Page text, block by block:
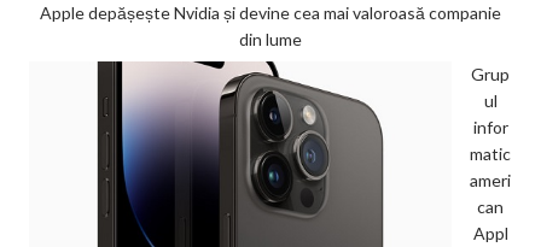
Apple depășește Nvidia și devine cea mai valoroasă companie
din lume
Grup
ul
infor
matic
ameri
can
Appl